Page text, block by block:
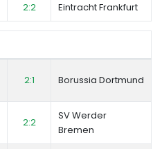
2:2 Eintracht Frankfurt
2:1 Borussia Dortmund
2:2
SV Werder
Bremen